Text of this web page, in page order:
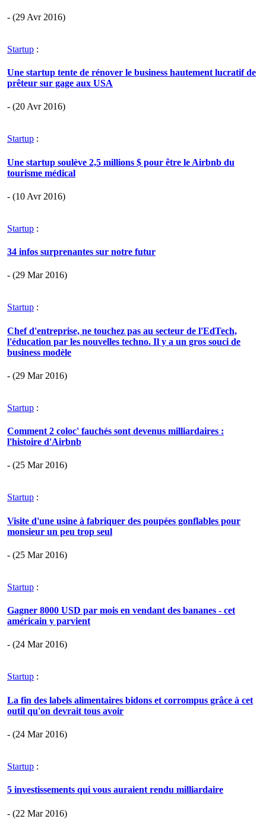
- (29 Avr 2016)
Startup :
Une startup tente de rénover le business hautement lucratif de
prêteur sur gage aux USA
- (20 Avr 2016)
Startup :
Une startup soulève 2,5 millions $ pour être le Airbnb du
tourisme médical
- (10 Avr 2016)
Startup :
34 infos surprenantes sur notre futur
- (29 Mar 2016)
Startup :
Chef d'entreprise, ne touchez pas au secteur de l'EdTech,
l'éducation par les nouvelles techno. Il y a un gros souci de
business modèle
- (29 Mar 2016)
Startup :
Comment 2 coloc' fauchés sont devenus milliardaires :
l'histoire d'Airbnb
- (25 Mar 2016)
Startup :
Visite d'une usine à fabriquer des poupées gonflables pour
monsieur un peu trop seul
- (25 Mar 2016)
Startup :
Gagner 8000 USD par mois en vendant des bananes - cet
américain y parvient
- (24 Mar 2016)
Startup :
La fin des labels alimentaires bidons et corrompus grâce à cet
outil qu'on devrait tous avoir
- (24 Mar 2016)
Startup :
5 investissements qui vous auraient rendu milliardaire
- (22 Mar 2016)